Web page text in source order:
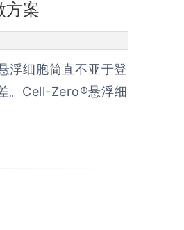
方案
浮细胞简直不亚于登
Cell-Zero®悬浮细